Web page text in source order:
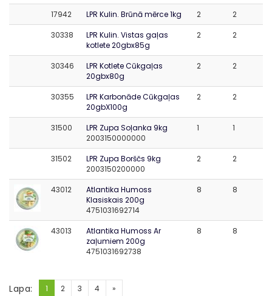
17942 LPR Kulin. Brūnā mērce 1kg 2
2
30338
LPR Kulin. Vistas gaļas
kotlete 20gbx85g
2 2
30346
LPR Kotlete Cūkgaļas
20gbx80g
2 2
30355
LPR Karbonāde Cūkgaļas
20gbX100g
2 2
31500
LPR Zupa Soļanka 9kg
2003150000000
1 1
31502
LPR Zupa Borščs 9kg
2003150200000
2 2
43012
Atlantika Humoss
Klasiskais 200g
4751031692714
8 8
43013
Atlantika Humoss Ar
zaļumiem 200g
4751031692738
8 8
Lapa: 1 2 3 4 »